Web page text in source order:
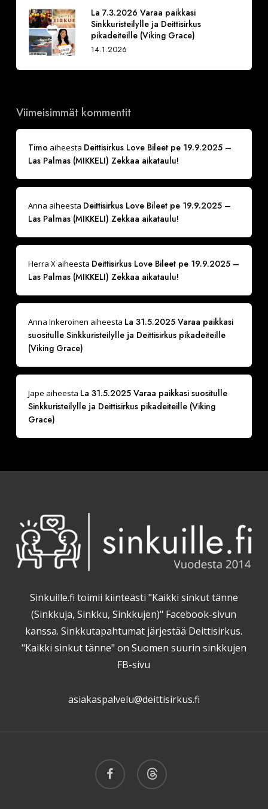
La 7.3.2026 Varaa paikkasi
Sinkkuristeilylle ja Deittisirkus
pikadeiteille (Viking Grace)
14.1.2026
Viimeisimmät kommentit
Timo aiheesta Deittisirkus Love Bileet pe 19.9.2025 –
Las Palmas (MIKKELI) Zekkaa aikataulu!
Anna aiheesta Deittisirkus Love Bileet pe 19.9.2025 –
Las Palmas (MIKKELI) Zekkaa aikataulu!
Herra Xaiheesta Deittisirkus Love Bileet pe 19.9.2025 –
Las Palmas (MIKKELI) Zekkaa aikataulu!
Anna Inkeroinen aiheesta La 31.5.2025 Varaa paikkasi
suositulle Sinkkuristeilylle ja Deittisirkus pikadeiteille
(Viking Grace)
Jape aiheesta La 31.5.2025 Varaa paikkasi suositulle
Sinkkuristeilylle ja Deittisirkus pikadeiteille (Viking
Grace)
Sinkuille.fi toimii kiinteästi "Kaikki sinkut tänne
(Sinkkuja, Sinkku, Sinkkujen)" Facebook-sivun
kanssa. Sinkkutapahtumat järjestää Deittisirkus.
"Kaikki sinkut tänne" on Suomen suurin sinkkujen
FB-sivu
asiakaspalvelu@deittisirkus.fi
facebook threads